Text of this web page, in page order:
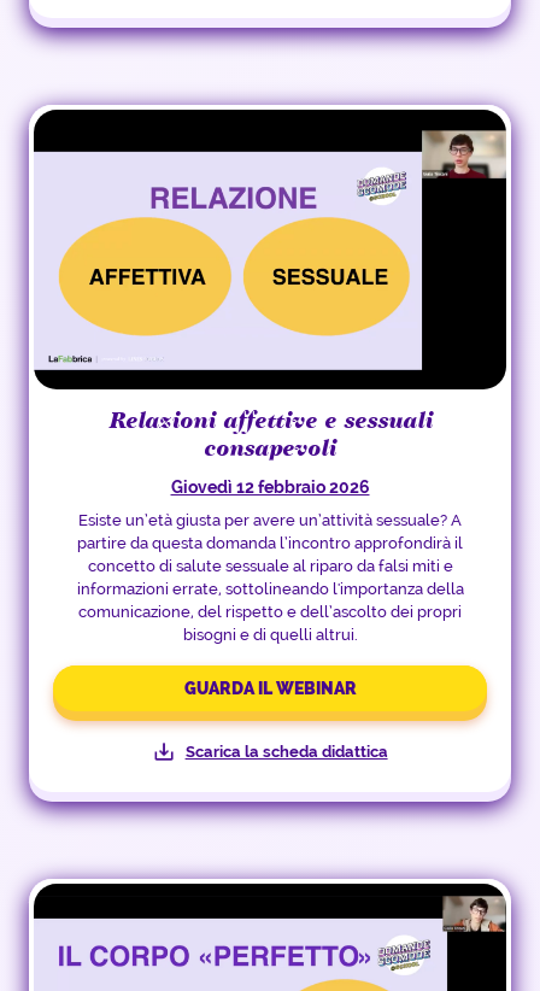
Relazioni affettive e sessuali
consapevoli
Giovedì 12 febbraio 2026
Esiste un’età giusta per avere un’attività sessuale? A
partire da questa domanda l’incontro approfondirà il
concetto di salute sessuale al riparo da falsi miti e
informazioni errate, sottolineando l'importanza della
comunicazione, del rispetto e dell’ascolto dei propri
bisogni e di quelli altrui.
GUARDA IL WEBINAR
Scarica la scheda didattica